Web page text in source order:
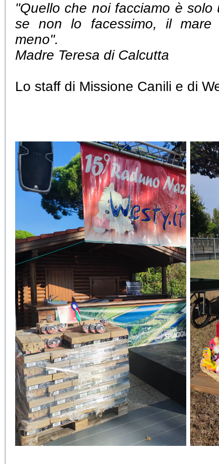
"Quello che noi facciamo è
se non lo facessimo, il mare
meno".
Madre Teresa di Calcutta
Lo staff di Missione Canili e di